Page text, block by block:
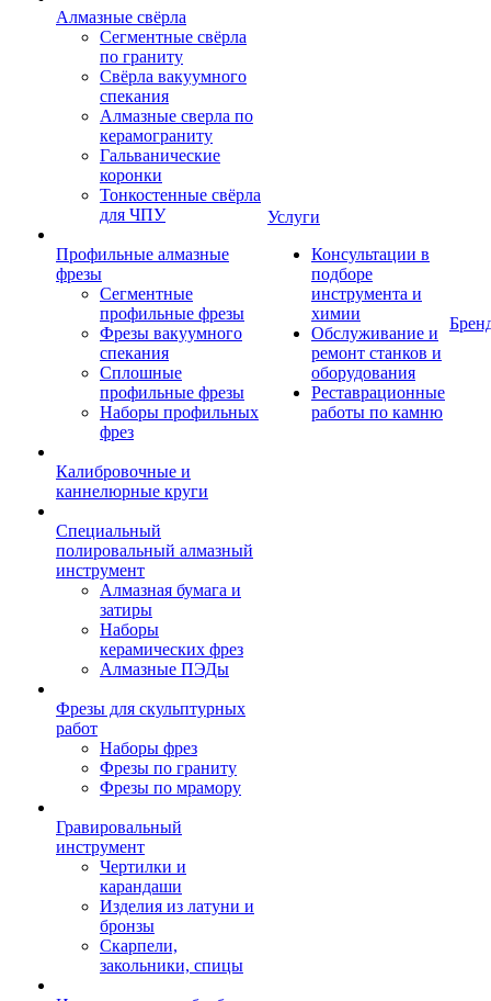
Алмазные свёрла
Сегментные свёрла
по граниту
Свёрла вакуумного
спекания
Алмазные сверла по
керамограниту
Гальванические
коронки
Тонкостенные свёрла
для ЧПУ
Профильные алмазные
фрезы
Сегментные
профильные фрезы
Фрезы вакуумного
спекания
Сплошные
профильные фрезы
Наборы профильных
фрез
Калибровочные и
каннелюрные круги
Специальный
полировальный алмазный
инструмент
Алмазная бумага и
затиры
Наборы
керамических фрез
Алмазные ПЭДы
Фрезы для скульптурных
работ
Наборы фрез
Фрезы по граниту
Фрезы по мрамору
Гравировальный
инструмент
Чертилки и
карандаши
Изделия из латуни и
бронзы
Скарпели,
закольники, спицы
Услуги
Консультации в
подборе
инструмента и
химии
Обслуживание и
ремонт станков и
оборудования
Реставрационные
работы по камню